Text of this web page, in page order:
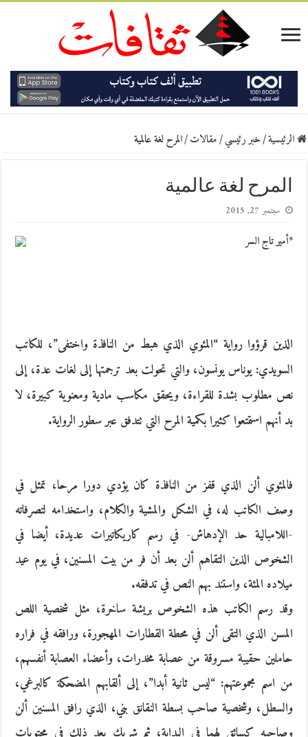
الرئيسية/خبر رئيسي/مقالات/المرح لغة عالمية
المرح لغة عالمية
سبتمبر 27, 2015
*أمير تاج السر
الذين قرؤوا رواية “المئوي الذي هبط من النافذة واختفى”، للكاتب
السويدي: يوناس يونسون، والتي تحولت بعد ترجمتها إلى لغات عدة، إلى
نص مطلوب بشدة للقراءة، ويحقق مكاسب مادية ومعنوية كبيرة، لا
بد أنهم استمتعوا كثيرا بكمية المرح التي تتدفق عبر سطور الرواية.
فالمئوي ألن الذي قفز من النافذة كان يؤدي دورا مرحا، تمثل في
وصف الكاتب له، في الشكل والمشية والكلام، واستخدامه لتصرفاته
-اللامبالية حد الإدهاش- في رسم كاريكاتيرات عديدة، أيضا في
الشخوص الذين التقاهم ألن بعد أن فر من بيت المسنين، في يوم عيد
ميلاده المئة، واستند بهم النص في تدفقه.
وقد رسم الكاتب هذه الشخوص بريشة ساخرة، مثل شخصية اللص
المسن الذي التقى ألن في محطة القطارات المهجورة، ورافقه في فراره
حاملين حقيبة مسروقة من عصابة مخدرات، وأعضاء العصابة أنفسهم،
من اسم مجموعتهم: “ليس ثانية أبدا”، إلى ألقابهم المضحكة كالبرغي،
والسطل، وشخصية صاحب بسطة النقانق بني، الذي رافق المسنين ألن